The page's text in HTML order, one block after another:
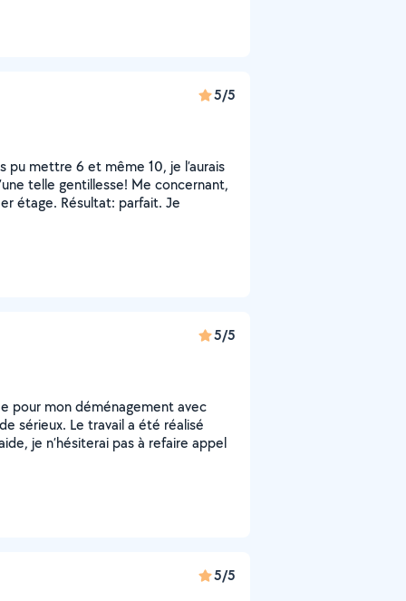
5/5
pu mettre 6 et même 10, je l’aurais
telle gentillesse! Me concernant,
étage. Résultat: parfait. Je
5/5
pour mon déménagement avec
sérieux. Le travail a été réalisé
je n’hésiterai pas à refaire appel
5/5